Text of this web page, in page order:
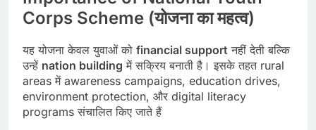
Corps Scheme (योजना का महत्व)
यह योजना केवल युवाओं को financial support नहीं देती बल्कि
उन्हें nation building में सक्रिय बनाती है। इसके तहत rural
areas में awareness campaigns, education drives,
environment protection, और digital literacy
programs संचालित किए जाते हैं